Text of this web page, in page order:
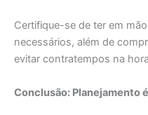
Certifique-se de ter em
necessários, além de
evitar contratempos na
Conclusão: Planejamento